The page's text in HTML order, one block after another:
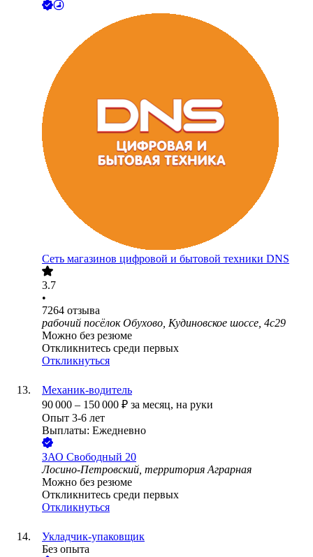
Сеть магазинов цифровой и бытовой техники DNS
3.7
•
7264 отзыва
рабочий посёлок Обухово, Кудиновское шоссе, 4с29
Можно без резюме
Откликнитесь среди первых
Откликнуться
Механик-водитель
90 000 – 150 000 ₽ за месяц, на руки
Опыт 3-6 лет
Выплаты: Ежедневно
ЗАО Свободный 20
Лосино-Петровский, территория Аграрная
Можно без резюме
Откликнитесь среди первых
Откликнуться
Укладчик-упаковщик
Без опыта